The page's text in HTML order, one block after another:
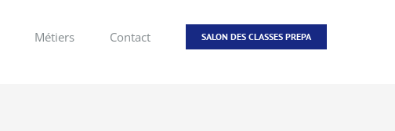
Métiers Contact SALON DES CLASSES PREPA